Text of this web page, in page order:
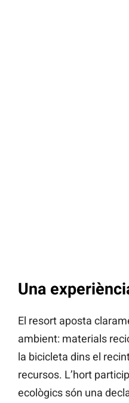
Una
El resort aposta
ambient: materials
la bicicleta dins el
recursos. L’hort
ecològics són una